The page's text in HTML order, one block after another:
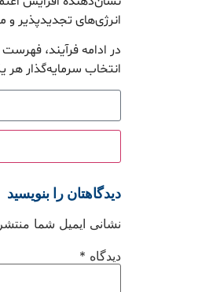
انرژی‌های تجدیدپذیر
در ادامه فرآیند،
انتخاب سرمایه‌گذار
دیدگاهتان را بنویسید
نشانی ایمیل شما
دیدگاه *